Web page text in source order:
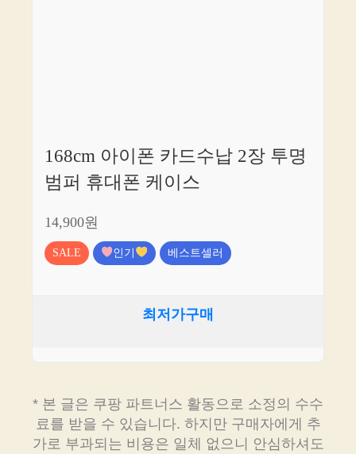
168cm 아이폰 카드수납 2장 투명
범퍼 휴대폰 케이스
14,900원
SALE 인기 베스트셀러
최저가구매
* 본 글은 쿠팡 파트너스 활동으로 소정의 수수
료를 받을 수 있습니다. 하지만 구매자에게 추
가로 부과되는 비용은 일체 없으니 안심하셔도